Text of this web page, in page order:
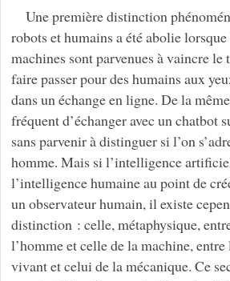
Une première distinction
robots et humains a été abolie
machines sont parvenues à vaincre le
faire passer pour des humains aux
dans un échange en ligne. De la
fréquent d’échanger avec un chatbot
sans parvenir à distinguer si l’on
homme. Mais si l’intelligence
l’intelligence humaine au point de
un observateur humain, il existe
distinction : celle, métaphysique,
l’homme et celle de la machine,
vivant et celui de la mécanique. Ce